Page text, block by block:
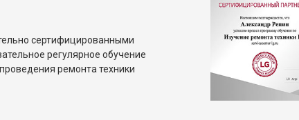
от 80 мин
от 60 мин
сертифицированными
регулярное обучение
ремонта техники